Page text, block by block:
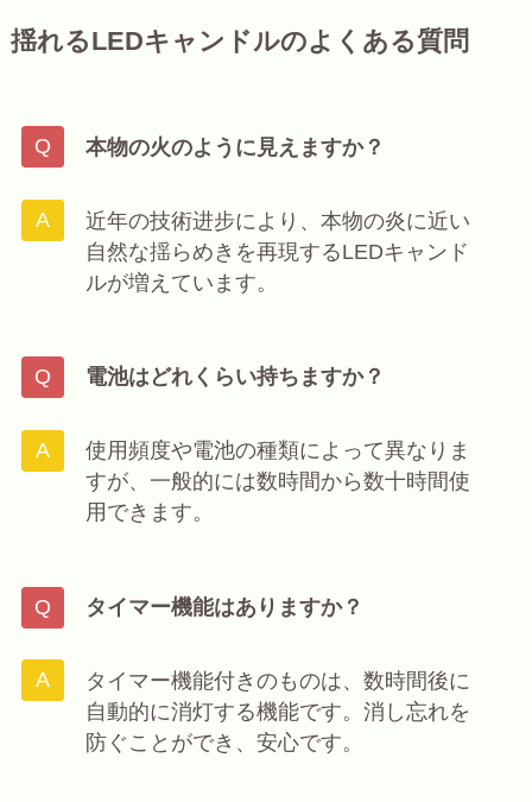
揺れるLEDキャンドルのよくある質問
本物の火のように見えますか？
近年の技術进步により、本物の炎に近い
自然な揺らめきを再現するLEDキャンド
ルが増えています。
電池はどれくらい持ちますか？
使用頻度や電池の種類によって異なりま
すが、一般的には数時間から数十時間使
用できます。
タイマー機能はありますか？
タイマー機能付きのものは、数時間後に
自動的に消灯する機能です。消し忘れを
防ぐことができ、安心です。